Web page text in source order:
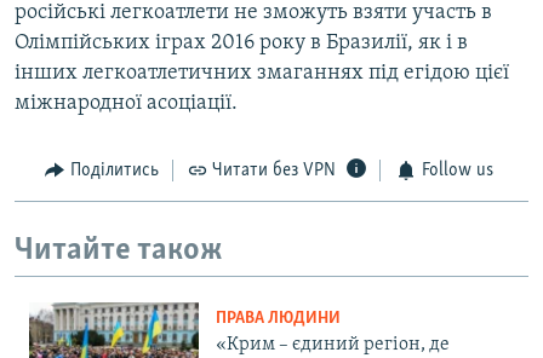
російські легкоатлети не зможуть взяти участь в
Олімпійських іграх 2016 року в Бразилії, як і в
інших легкоатлетичних змаганнях під егідою цієї
міжнародної асоціації.
Поділитись Читати без VPN Follow us
Читайте також
ПРАВА ЛЮДИНИ
«Крим – єдиний регіон, де